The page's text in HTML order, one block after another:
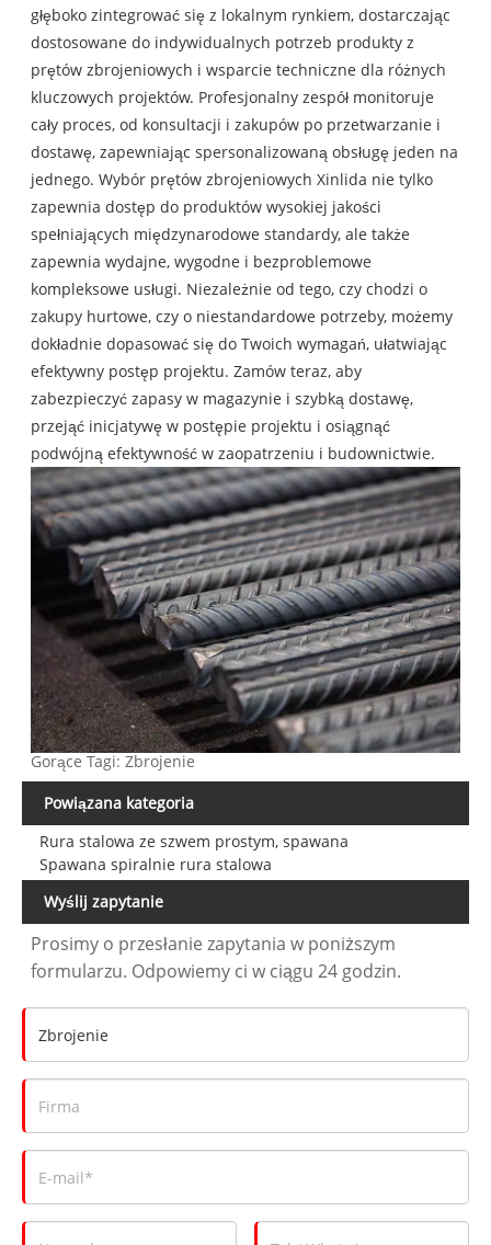
głęboko zintegrować się z lokalnym rynkiem, dostarczając
dostosowane do indywidualnych potrzeb produkty z
prętów zbrojeniowych i wsparcie techniczne dla różnych
kluczowych projektów. Profesjonalny zespół monitoruje
cały proces, od konsultacji i zakupów po przetwarzanie i
dostawę, zapewniając spersonalizowaną obsługę jeden na
jednego. Wybór prętów zbrojeniowych Xinlida nie tylko
zapewnia dostęp do produktów wysokiej jakości
spełniających międzynarodowe standardy, ale także
zapewnia wydajne, wygodne i bezproblemowe
kompleksowe usługi. Niezależnie od tego, czy chodzi o
zakupy hurtowe, czy o niestandardowe potrzeby, możemy
dokładnie dopasować się do Twoich wymagań, ułatwiając
efektywny postęp projektu. Zamów teraz, aby
zabezpieczyć zapasy w magazynie i szybką dostawę,
przejąć inicjatywę w postępie projektu i osiągnąć
podwójną efektywność w zaopatrzeniu i budownictwie.
Gorące Tagi: Zbrojenie
Powiązana kategoria
Rura stalowa ze szwem prostym, spawana
Spawana spiralnie rura stalowa
Wyślij zapytanie
Prosimy o przesłanie zapytania w poniższym
formularzu. Odpowiemy ci w ciągu 24 godzin.